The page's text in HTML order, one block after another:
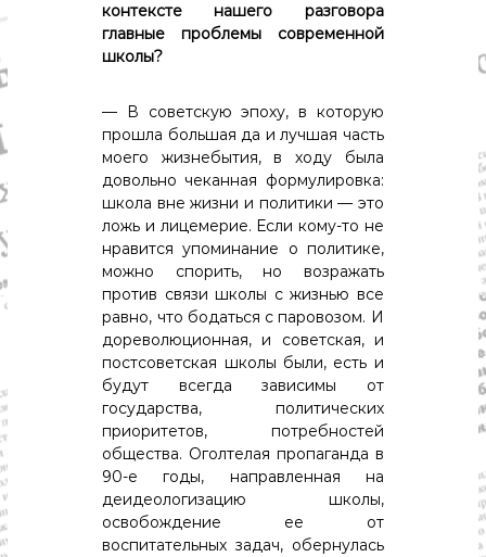
контексте нашего разговора
главные проблемы современной
школы?
— В советскую эпоху, в которую
прошла большая да и лучшая часть
моего жизнебытия, в ходу была
довольно чеканная формулировка:
школа вне жизни и политики — это
ложь и лицемерие. Если кому-то не
нравится упоминание о политике,
можно спорить, но возражать
против связи школы с жизнью все
равно, что бодаться с паровозом. И
дореволюционная, и советская, и
постсоветская школы были, есть и
будут всегда зависимы от
государства, политических
приоритетов, потребностей
общества. Оголтелая пропаганда в
90-е годы, направленная на
деидеологизацию школы,
освобождение ее от
воспитательных задач, обернулась